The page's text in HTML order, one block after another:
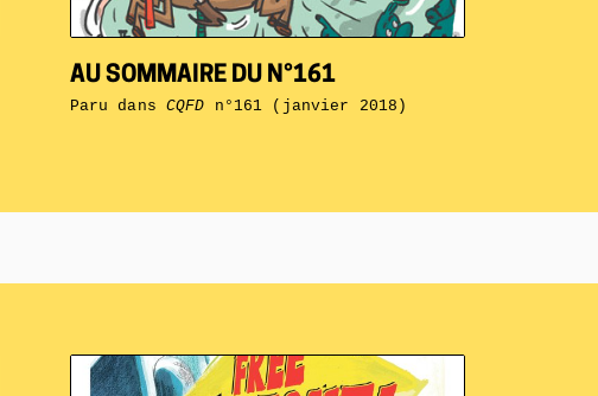
AU SOMMAIRE DU N°161
Paru dans CQFD n°161 (janvier 2018)